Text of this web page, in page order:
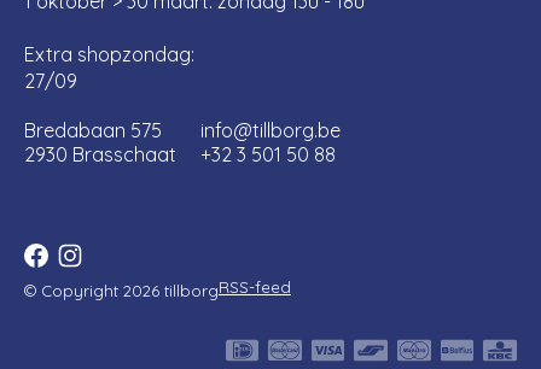
Extra shopzondag:
27/09
Bredabaan 575
2930 Brasschaat
info@tillborg.be
+32 3 501 50 88
© Copyright 2026 tillborgRSS-feed